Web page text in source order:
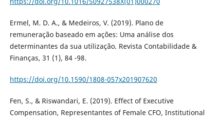
Ermel, M. D. A., & Medeiros, V. (2019). Plano de
remuneração baseado em ações: Uma análise dos
determinantes da sua utilização. Revista Contabilidade &
Finanças, 31 (1), 84 -98.
https://doi.org/10.1590/1808-057x201907620
Fen, S., & Riswandari, E. (2019). Effect of Executive
Compensation, Representantes of Female CFO, Institutional